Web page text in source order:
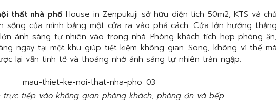
thất nhà phốHouse in Zenpukuji sở hữu diện tích 50m2, KTS và chủ
sống của mình bằng một cửa ra vào phá cách. Cửa lớn hướng thẳng
ánh sáng tự nhiên vào trong nhà. Phòng khách tích hợp phòng ăn,
ngay tại một khu giúp tiết kiệm không gian. Song, không vì thế mà
lại vẫn tinh tế và thoáng nhờ ánh sáng tự nhiên tràn ngập.
trực tiếp vào không gian phòng khách, phòng ăn và bếp.